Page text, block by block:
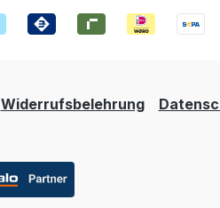
Widerrufsbelehrung